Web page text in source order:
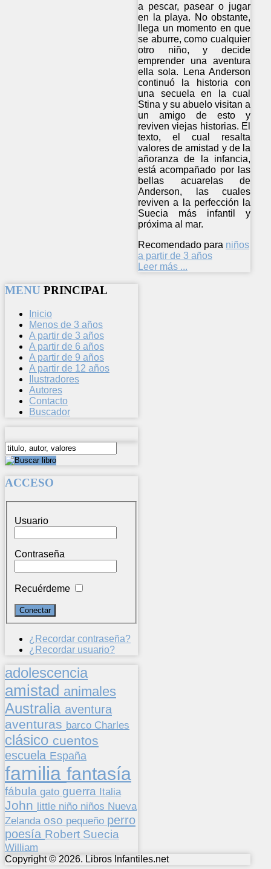
a pescar, pasear o jugar
en la playa. No obstante,
llega un momento en que
se aburre, como cualquier
otro niño, y decide
emprender una aventura
ella sola. Lena Anderson
continuó la historia con
una secuela en la cual
Stina y su abuelo visitan a
un amigo de esto y
reviven viejas historias. El
texto, el cual resalta
valores de amistad y de la
añoranza de la infancia,
está acompañado por las
bellas acuarelas de
Anderson, las cuales
reviven a la perfección la
Suecia más infantil y
próxima al mar.
Recomendado para niños
a partir de 3 años
Leer más ...
MENU PRINCIPAL
Inicio
Menos de 3 años
A partir de 3 años
A partir de 6 años
A partir de 9 años
A partir de 12 años
Ilustradores
Autores
Contacto
Buscador
ACCESO
Usuario
Contraseña
Recuérdeme
¿Recordar contraseña?
¿Recordar usuario?
adolescencia
amistad animales
Australia aventura
aventuras barco Charles
clásico cuentos
escuela España
familia fantasía
fábula gato guerra Italia
John little niño niños Nueva
Zelanda oso pequeño perro
poesía Robert Suecia
William
Copyright © 2026. Libros Infantiles.net